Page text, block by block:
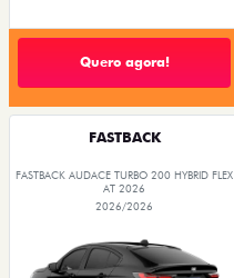
Quero agora!
FASTBACK
FASTBACK AUDACE TURBO 200 HYBRID FLEX
AT 2026
2026/2026